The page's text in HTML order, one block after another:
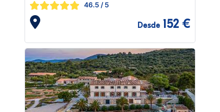
46.5 / 5
Desde 152 €